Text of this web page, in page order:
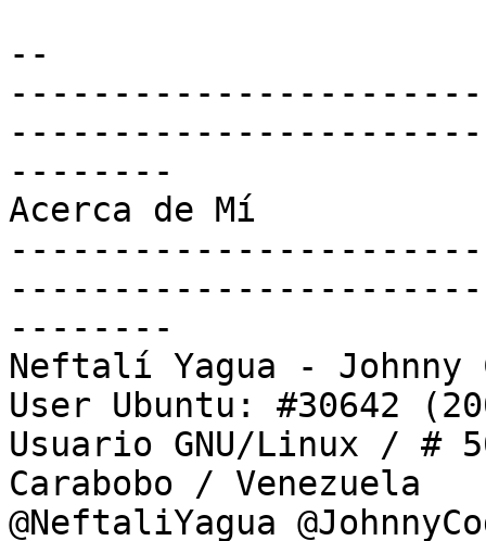
--
--------
Acerca de Mí
--------
Neftalí Yagua - Johnny
User Ubuntu: #30642
Usuario GNU/Linux / #
Carabobo / Venezuela